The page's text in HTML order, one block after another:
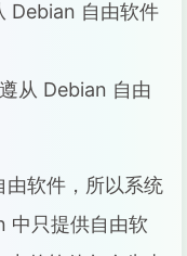
Debian 自由软件
从 Debian 自由
软件，所以系统
中只提供自由软